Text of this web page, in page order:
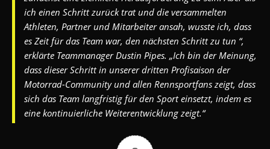
ich einen Schritt zurück trat und die versammelten
Athleten, Partner und Mitarbeiter ansah, wusste ich, dass
es Zeit für das Team war, den nächsten Schritt zu tun “,
erklärte Teammanager Dustin Pipes. „Ich bin der Meinung,
dass dieser Schritt in unserer dritten Profisaison der
Motorrad-Community und allen Rennsportfans zeigt, dass
sich das Team langfristig für den Sport einsetzt, indem es
eine kontinuierliche Weiterentwicklung zeigt.“